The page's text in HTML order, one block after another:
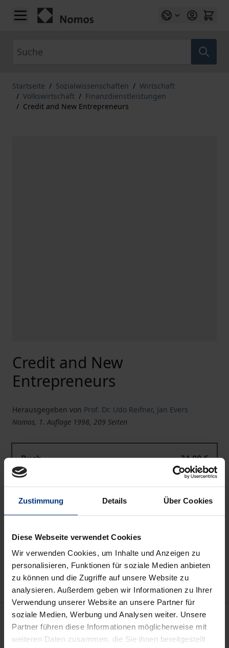
Zustimmung Details Über Cookies
Diese Webseite verwendet Cookies
Wir verwenden Cookies, um Inhalte und Anzeigen zu
personalisieren, Funktionen für soziale Medien anbieten
zu können und die Zugriffe auf unsere Website zu
analysieren. Außerdem geben wir Informationen zu Ihrer
Verwendung unserer Website an unsere Partner für
soziale Medien, Werbung und Analysen weiter. Unsere
Partner führen diese Informationen möglicherweise mit
weiteren Daten zusammen, die Sie ihnen bereitgestellt
Zum Inhalt springen
Startseite / Sozialwissenschaften / Wirtschaft
/ Volkswirtschaft / Finanzdienstleistungen
/ Credit and New Entrepreneurs
Credit and New
Entrepreneurs
Herausgegeben von Prof. Dr. Udo Reifner, Jan Evers
Nomos, 1. Auflage 1998, 209 Seiten
Buch
34,00 €
ISBN 978-3-7890-5766-3
In den Warenkorb
Zur Wunschliste hinzufügen
Hinweise zu Versandkosten
Beschreibung